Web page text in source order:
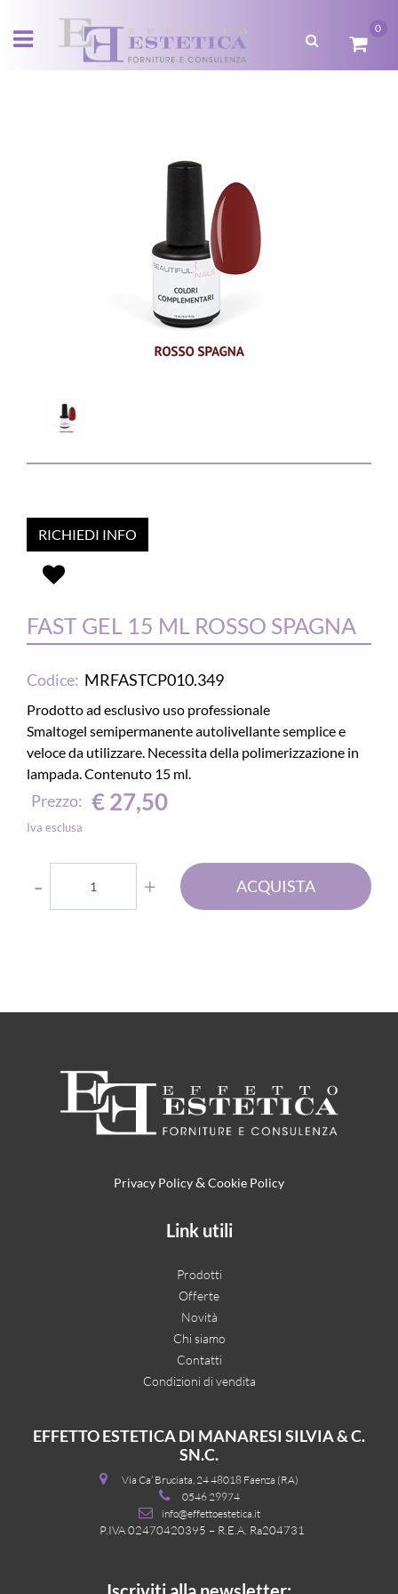
Open menu
0
RICHIEDI INFO
FAST GEL 15 ML ROSSO SPAGNA
Codice: MRFASTCP010.349
Prodotto ad esclusivo uso professionale
Smaltogel semipermanente autolivellante semplice e
veloce da utilizzare. Necessita della polimerizzazione in
lampada. Contenuto 15 ml.
Prezzo: € 27,50
Iva esclusa
Quantità
ACQUISTA
Privacy Policy& Cookie Policy
Link utili
Prodotti
Offerte
Novità
Chi siamo
Contatti
Condizioni di vendita
EFFETTO ESTETICA DI MANARESI SILVIA & C.
SN.C.
Via Ca’ Bruciata, 24 48018 Faenza (RA)
0546 29974
info@effettoestetica.it
P.IVA 02470420395 – R.E.A. Ra204731